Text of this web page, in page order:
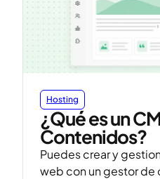
Hosting
¿Qué es un
Contenidos?
Puedes crear y
web con un gestor de